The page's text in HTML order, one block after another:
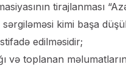
tirajlanması
sərgiləməsi kimi başa
edilməsidir;
və toplanan